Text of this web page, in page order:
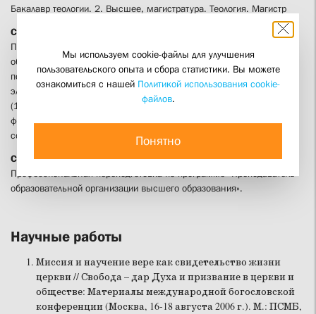
Бакалавр теологии. 2. Высшее, магистратура. Теология. Магистр
Сведения о повышении квалификации (за последние 3 года):
Повышение квалификации по программам «Инклюзивное
образование в ВУЗе» (03.2021), «Оказание первой помощи
пострадавшим» (11.2022), «Информационные технологии и
электронная информационно-образовательная среда в вузе»
(12.2023), «Актуализация рабочих программ дисциплин, практик и
фондов оценочных средств ОПОП ВО по направлению "Теология" в
соответствии с современными требованиями» (02.2026)
Сведения о профессиональной переподготовке (при наличии):
Профессиональная переподготовка по программе «Преподаватель
образовательной организации высшего образования».
Научные работы
Миссия и научение вере как свидетельство жизни
церкви // Свобода – дар Духа и призвание в церкви и
обществе: Материалы международной богословской
конференции (Москва, 16-18 августа 2006 г.). М.: ПСМБ,
Мы используем cookie-файлы для улучшения
пользовательского опыта и сбора статистики. Вы можете
ознакомиться с нашей Политикой использования cookie-
файлов.
Понятно